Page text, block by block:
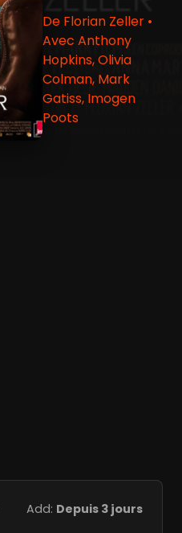
De Florian Zeller •
Avec Anthony
Hopkins, Olivia
Colman, Mark
Gatiss, Imogen
Poots
Add: Depuis 3 jours